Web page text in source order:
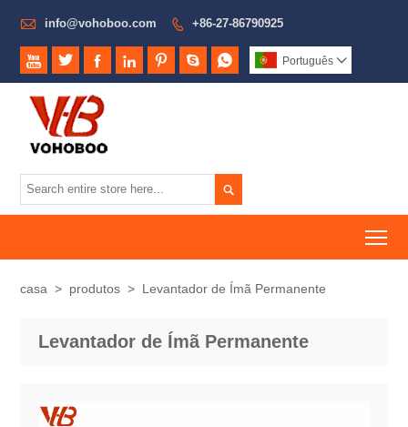
 info@vohoboo.com  +86-27-86790925
       Português 

casa > produtos > Levantador de Ímã Permanente
Levantador de Ímã Permanente